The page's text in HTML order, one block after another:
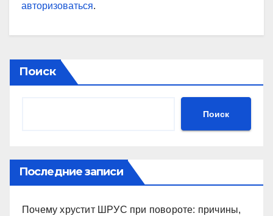
авторизоваться.
Поиск
Поиск
Последние записи
Почему хрустит ШРУС при повороте: причины,